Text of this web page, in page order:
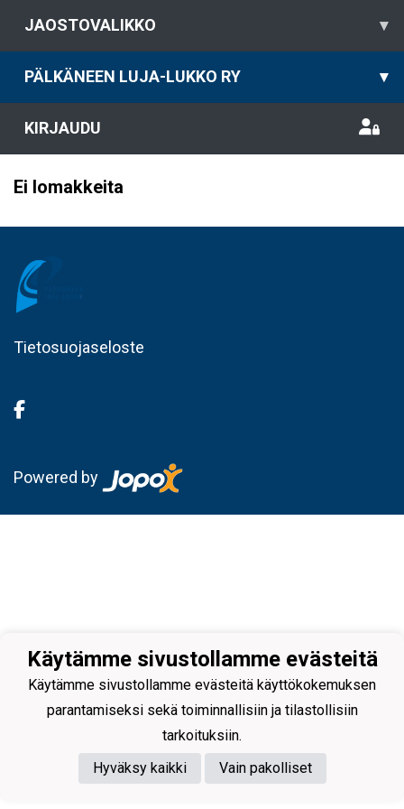
JAOSTOVALIKKO ▾
PÄLKÄNEEN LUJA-LUKKO RY ▾
KIRJAUDU
Ei lomakkeita
Tietosuojaseloste
Powered by
Käytämme sivustollamme evästeitä
Käytämme sivustollamme evästeitä käyttökokemuksen
parantamiseksi sekä toiminnallisiin ja tilastollisiin
tarkoituksiin.
Hyväksy kaikki
Vain pakolliset